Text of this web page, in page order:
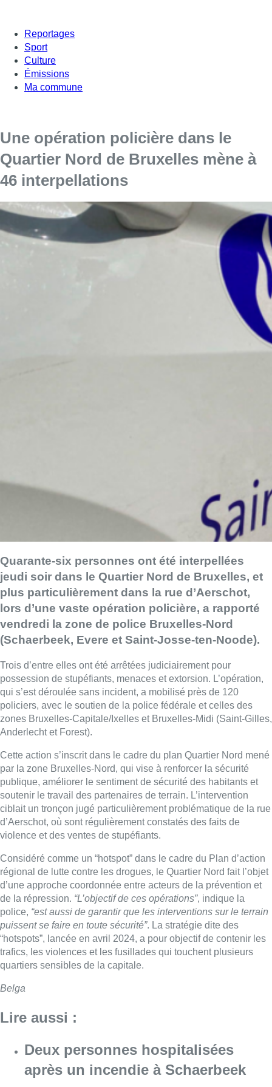
Reportages
Sport
Culture
Émissions
Ma commune
Une opération policière dans le
Quartier Nord de Bruxelles mène à
46 interpellations
Quarante-six personnes ont été interpellées
jeudi soir dans le Quartier Nord de Bruxelles, et
plus particulièrement dans la rue d’Aerschot,
lors d’une vaste opération policière, a rapporté
vendredi la zone de police Bruxelles-Nord
(Schaerbeek, Evere et Saint-Josse-ten-Noode).
Trois d’entre elles ont été arrêtées judiciairement pour
possession de stupéfiants, menaces et extorsion. L’opération,
qui s’est déroulée sans incident, a mobilisé près de 120
policiers, avec le soutien de la police fédérale et celles des
zones Bruxelles-Capitale/Ixelles et Bruxelles-Midi (Saint-Gilles,
Anderlecht et Forest).
Cette action s’inscrit dans le cadre du plan Quartier Nord mené
par la zone Bruxelles-Nord, qui vise à renforcer la sécurité
publique, améliorer le sentiment de sécurité des habitants et
soutenir le travail des partenaires de terrain. L’intervention
ciblait un tronçon jugé particulièrement problématique de la rue
d’Aerschot, où sont régulièrement constatés des faits de
violence et des ventes de stupéfiants.
Considéré comme un “hotspot” dans le cadre du Plan d’action
régional de lutte contre les drogues, le Quartier Nord fait l’objet
d’une approche coordonnée entre acteurs de la prévention et
de la répression. “L’objectif de ces opérations”, indique la
police, “est aussi de garantir que les interventions sur le terrain
puissent se faire en toute sécurité”. La stratégie dite des
“hotspots”, lancée en avril 2024, a pour objectif de contenir les
trafics, les violences et les fusillades qui touchent plusieurs
quartiers sensibles de la capitale.
Belga
Lire aussi :
Deux personnes hospitalisées
après un incendie à Schaerbeek